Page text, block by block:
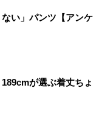
い」パンツ【アンケ
が選ぶ着丈ちょ